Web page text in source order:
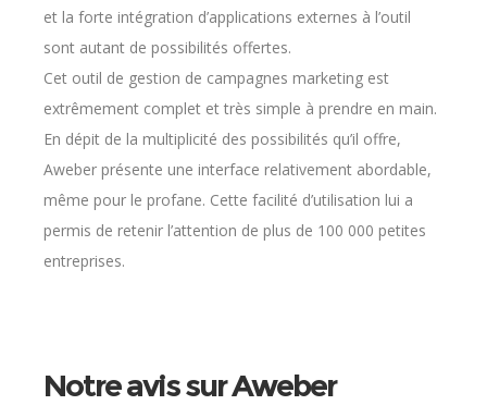
et la forte intégration d’applications externes à l’outil
sont autant de possibilités offertes.
Cet outil de gestion de campagnes marketing est
extrêmement complet et très simple à prendre en main.
En dépit de la multiplicité des possibilités qu’il offre,
Aweber présente une interface relativement abordable,
même pour le profane. Cette facilité d’utilisation lui a
permis de retenir l’attention de plus de 100 000 petites
entreprises.
Notre avis sur Aweber